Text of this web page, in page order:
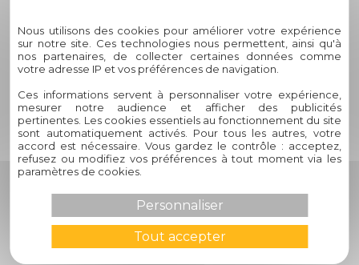
Évitez les produits abrasifs qui pourraient endommager
la surface du PVC.
Vérifiez régulièrement l'état des charnières et des
mécanismes de fermeture pour un fonctionnement
optimal.
4. Pourquoi faire confiance à
Circelli Habitat pour l'installation
de volets battants en PVC ?
Circelli Habitat se distingue par son expertise, sa qualité de
service et son engagement envers la satisfaction client. En
choisissant Circelli Habitat, vous bénéficiez de :
Nous utilisons des cookies pour améliorer votre expérience
sur notre site. Ces technologies nous permettent, ainsi qu'à
nos partenaires, de collecter certaines données comme
votre adresse IP et vos préférences de navigation.
Ces informations servent à personnaliser votre expérience,
mesurer notre audience et afficher des publicités
pertinentes. Les cookies essentiels au fonctionnement du site
sont automatiquement activés. Pour tous les autres, votre
accord est nécessaire. Vous gardez le contrôle : acceptez,
refusez ou modifiez vos préférences à tout moment via les
paramètres de cookies.
Tout accepter
Personnaliser